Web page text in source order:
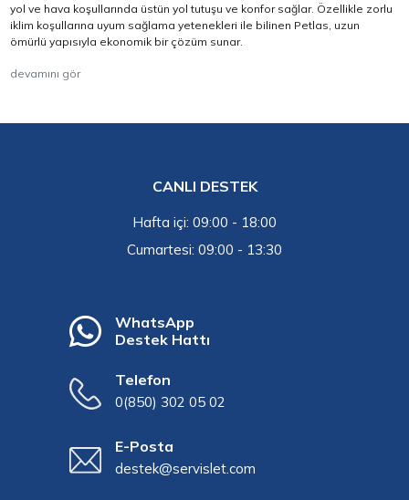
yol ve hava koşullarında üstün yol tutuşu ve konfor sağlar. Özellikle zorlu
iklim koşullarına uyum sağlama yetenekleri ile bilinen Petlas, uzun
ömürlü yapısıyla ekonomik bir çözüm sunar.
devamını gör
CANLI DESTEK
Hafta içi: 09:00 - 18:00
Cumartesi: 09:00 - 13:30
WhatsApp
Destek Hattı
Telefon
0(850) 302 05 02
E-Posta
destek@servislet.com